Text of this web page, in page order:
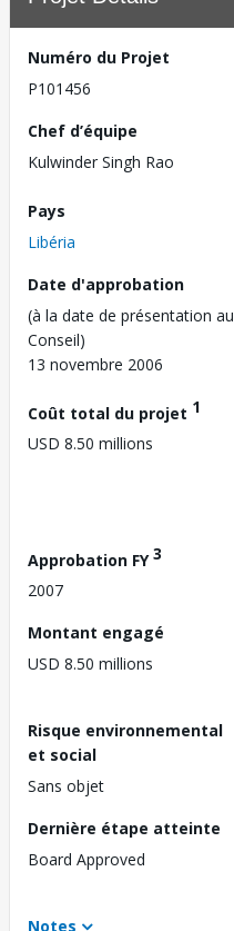
Numéro du Projet
P101456
Chef d’équipe
Kulwinder Singh Rao
Pays
Libéria
Date d'approbation
(à la date de présentation au
Conseil)
13 novembre 2006
Coût total du projet 1
USD 8.50 millions
Approbation FY3
2007
Montant engagé
USD 8.50 millions
Risque environnemental
et social
Sans objet
Dernière étape atteinte
Board Approved
Notes